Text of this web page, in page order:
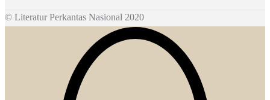
© Literatur Perkantas Nasional 2020